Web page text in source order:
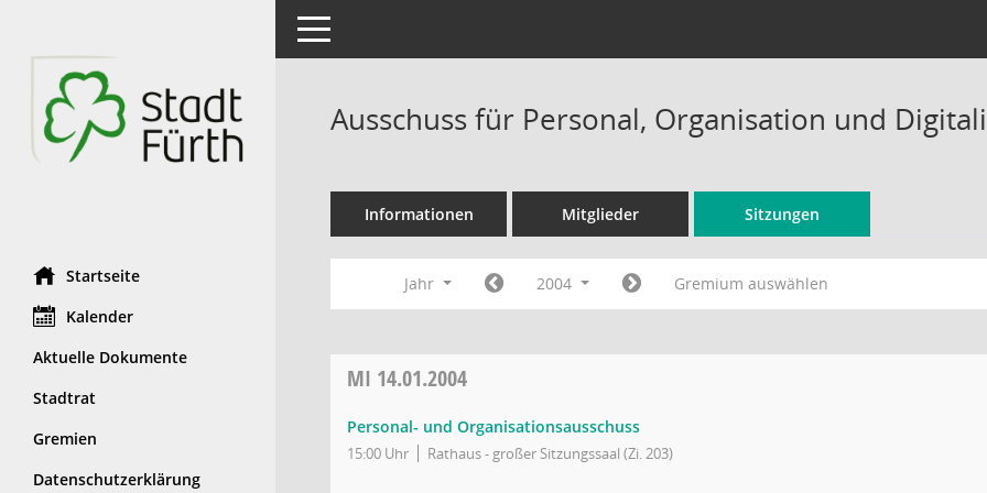
Startseite
Kalender
Aktuelle Dokumente
Stadtrat
Gremien
Datenschutzerklärung
Toggle navigation
Ausschuss für Personal, Organisation und
Informationen Mitglieder Sitzungen
Jahr 2004 Gremium auswählen
MI 14.01.2004
Personal- und Organisationsausschuss
15:00 Uhr Rathaus - großer Sitzungssaal (Zi. 203)